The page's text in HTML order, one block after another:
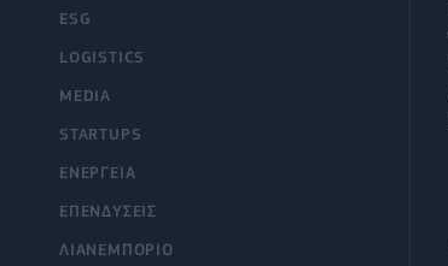
ESG
LOGISTICS
MEDIA
STARTUPS
ΕΝΕΡΓΕΙΑ
ΕΠΕΝΔΥΣΕΙΣ
ΛΙΑΝΕΜΠΟΡΙΟ